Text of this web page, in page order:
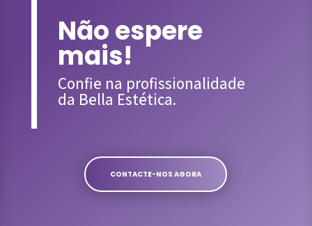
Não espere
mais!
Confie na profissionalidade
da Bella Estética.
CONTACTE-NOS AGORA